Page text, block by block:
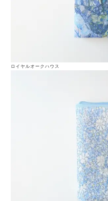
ロイヤルオークハウス